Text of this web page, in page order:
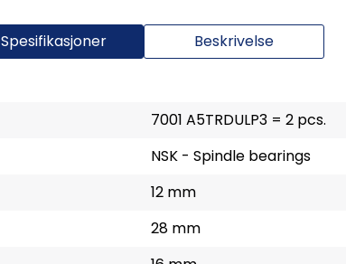
Spesifikasjoner Beskrivelse
7001 A5TRDULP3 = 2 pcs.
NSK - Spindle bearings
12 mm
28 mm